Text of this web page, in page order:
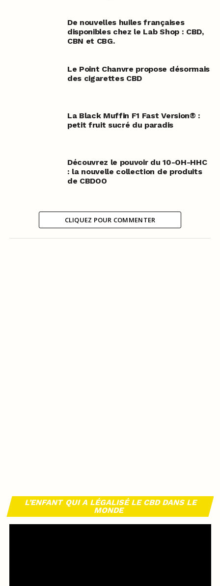
De nouvelles huiles françaises
disponibles chez le Lab Shop : CBD,
CBN et CBG.
Le Point Chanvre propose désormais
des cigarettes CBD
La Black Muffin F1 Fast Version® :
petit fruit sucré du paradis
Découvrez le pouvoir du 10-OH-HHC
: la nouvelle collection de produits
de CBDOO
CLIQUEZ POUR COMMENTER
L’ENFANT QUI A LÉGALISÉ LE CBD DANS LE
MONDE